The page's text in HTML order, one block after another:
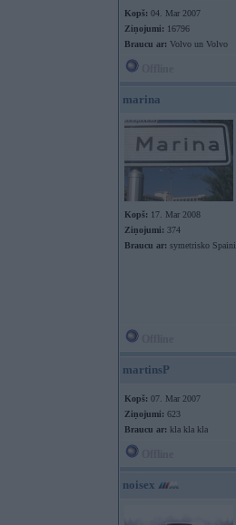
Kopš: 04. Mar 2007
Ziņojumi: 16796
Braucu ar: Volvo un Volvo
marina
Kopš: 17. Mar 2008
Ziņojumi: 374
Braucu ar: symetrisko Spaini
martinsP
Kopš: 07. Mar 2007
Ziņojumi: 623
Braucu ar: kla kla kla
noisex